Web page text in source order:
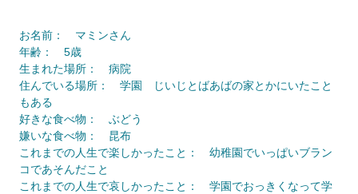
お名前： マミンさん
年齢： 5歳
生まれた場所： 病院
住んでいる場所： 学園 じいじとばあばの家とかにいたこと
もある
好きな食べ物： ぶどう
嫌いな食べ物： 昆布
これまでの人生で楽しかったこと： 幼稚園でいっぱいブラン
コであそんだこと
これまでの人生で哀しかったこと： 学園でおっきくなって学